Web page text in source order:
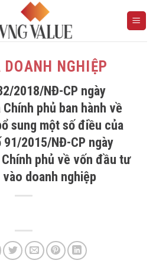
NGHIỆP
2018/NĐ-CP ngày
phủ ban hành về
sung một số điều của
2015/NĐ-CP ngày
phủ về vốn đầu tư
doanh nghiệp